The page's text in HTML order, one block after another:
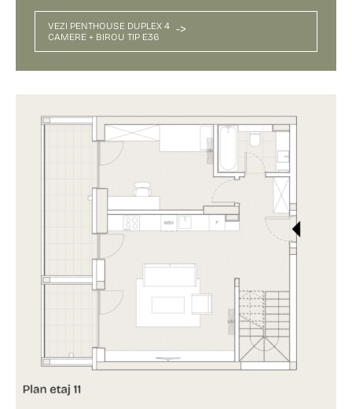
VEZI PENTHOUSE DUPLEX 4
CAMERE + BIROU TIP E36
->